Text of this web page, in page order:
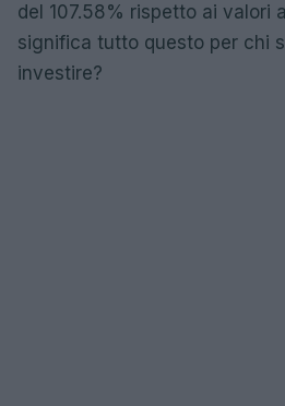
del 107.58% rispetto ai valori
significa tutto questo per chi
investire?